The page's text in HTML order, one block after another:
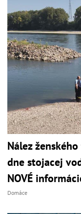
Nález
dne stojacej
NOVÉ
Domáce